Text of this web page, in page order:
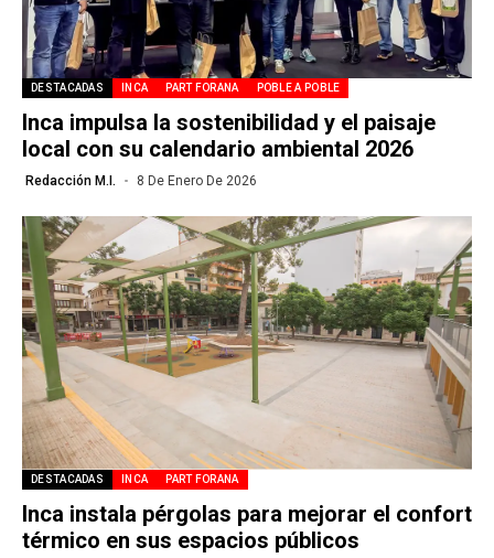
DESTACADAS INCA PART FORANA POBLE A POBLE
Inca impulsa la sostenibilidad y el paisaje
local con su calendario ambiental 2026
Redacción M.I. 8 De Enero De 2026
DESTACADAS INCA PART FORANA
Inca instala pérgolas para mejorar el confort
térmico en sus espacios públicos